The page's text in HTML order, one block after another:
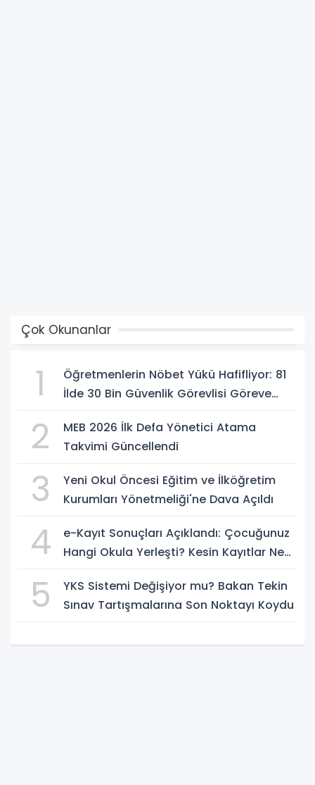
Çok Okunanlar
1
Öğretmenlerin Nöbet Yükü Hafifliyor: 81
İlde 30 Bin Güvenlik Görevlisi Göreve
2
MEB 2026 İlk Defa Yönetici Atama
Takvimi Güncellendi
3
Yeni Okul Öncesi Eğitim ve İlköğretim
Kurumları Yönetmeliği'ne Dava Açıldı
4
e-Kayıt Sonuçları Açıklandı: Çocuğunuz
Hangi Okula Yerleşti? Kesin Kayıtlar Ne
5
YKS Sistemi Değişiyor mu? Bakan Tekin
Sınav Tartışmalarına Son Noktayı Koydu